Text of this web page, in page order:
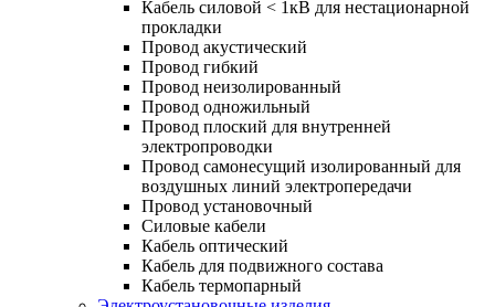
Кабель силовой < 1кВ для нестационарной
прокладки
Провод акустический
Провод гибкий
Провод неизолированный
Провод одножильный
Провод плоский для внутренней
электропроводки
Провод самонесущий изолированный для
воздушных линий электропередачи
Провод установочный
Силовые кабели
Кабель оптический
Кабель для подвижного состава
Кабель термопарный